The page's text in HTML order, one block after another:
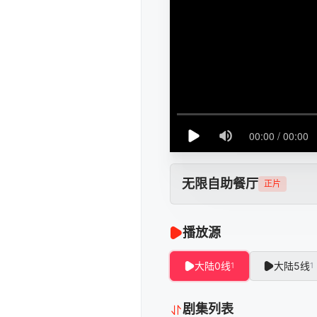
无限自助餐厅 正片
播放源
大陆0线1 大陆5线1
剧集列表